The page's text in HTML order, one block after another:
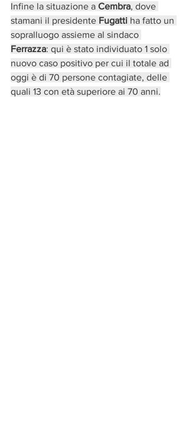
Infine la situazione a Cembra, dove
stamani il presidente Fugatti ha fatto un
sopralluogo assieme al sindaco
Ferrazza: qui è stato individuato 1 solo
nuovo caso positivo per cui il totale ad
oggi è di 70 persone contagiate, delle
quali 13 con età superiore ai 70 anni.